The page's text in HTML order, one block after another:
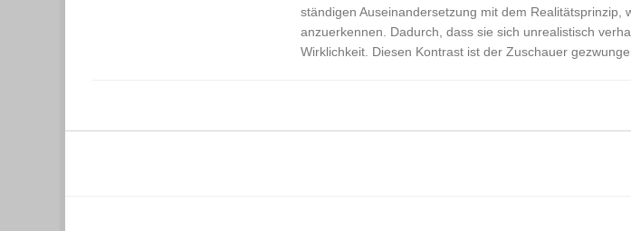
ständigen Auseinandersetzung mit dem
anzuerkennen. Dadurch, dass sie sich unrealistisch
Wirklichkeit. Diesen Kontrast ist der Zuschauer